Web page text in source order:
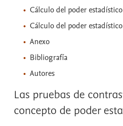
Cálculo del poder
Cálculo del poder
Anexo
Bibliografía
Autores
Las pruebas de
concepto de poder